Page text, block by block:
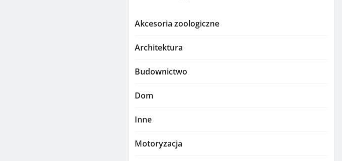
Akcesoria zoologiczne
Architektura
Budownictwo
Dom
Inne
Motoryzacja